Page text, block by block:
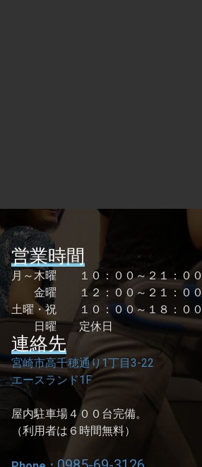
営業時間
月～木曜 １０：００～２１：００
金曜 １２：００～２１：００
土曜・祝 １０：００～１８：００
日曜 定休日
連絡先
宮崎市高千穂通り1丁目3-22
エースランド1F
屋内駐車場４００台完備。
（利用者は６時間無料）